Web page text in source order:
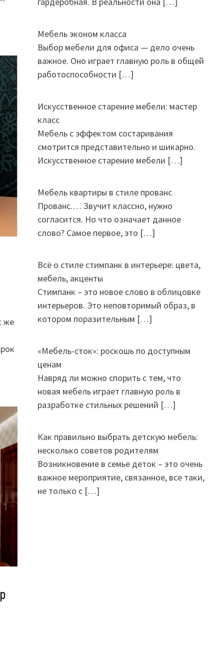
же
Мебель эконом класса
Выбор мебели для офиса — дело очень
важное. Оно играет главную роль в общей
работоспособности […]
Искусственное старение мебели: мастер
класс
Мебель с эффектом состаривания
смотрится представительно и шикарно.
Искусственное старение мебели […]
Мебель квартиры в стиле прованс
Прованс.… Звучит классно, нужно
согласится. Но что означает данное
слово? Самое первое, это […]
Всё о стиле стимпанк в интерьере: цвета,
мебель, акценты
Стимпанк – это новое слово в облицовке
интерьеров. Это неповторимый образ, в
котором поразительным […]
«Мебель-сток»: роскошь по доступным
ценам
Навряд ли можно спорить с тем, что
новая мебель играет главную роль в
разработке стильных решений […]
Как правильно выбрать детскую мебель:
несколько советов родителям
Возникновение в семье деток – это очень
важное мероприятие, связанное, все таки,
не только с […]